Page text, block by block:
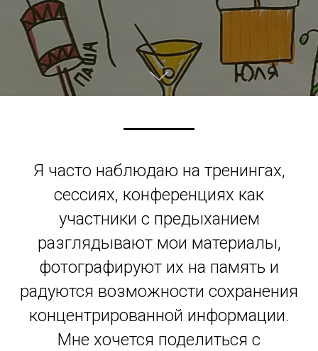
Я часто наблюдаю на тренингах,
сессиях, конференциях как
участники с предыханием
разглядывают мои материалы,
фотографируют их на память и
радуются возможности сохранения
концентрированной информации.
Мне хочется поделиться с